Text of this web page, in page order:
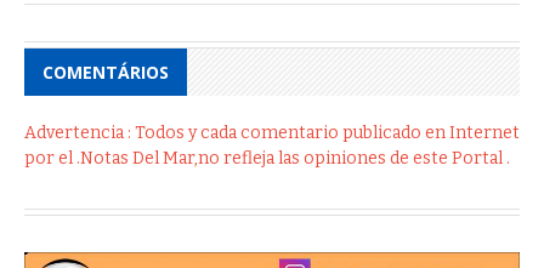
COMENTÁRIOS
Advertencia : Todos y cada comentario publicado en Internet
por el .Notas Del Mar,no refleja las opiniones de este Portal .